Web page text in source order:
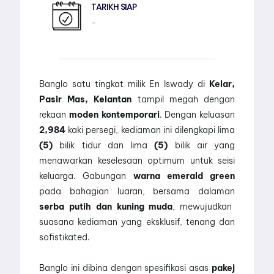
TARIKH SIAP
–
Banglo satu tingkat milik En Iswady di Kelar,
Pasir Mas, Kelantan tampil megah dengan
rekaan moden kontemporari. Dengan keluasan
2,984 kaki persegi, kediaman ini dilengkapi lima
(5) bilik tidur dan lima(5) bilik air yang
menawarkan keselesaan optimum untuk seisi
keluarga. Gabungan warna emerald green
pada bahagian luaran, bersama dalaman
serba putih dan kuning muda, mewujudkan
suasana kediaman yang eksklusif, tenang dan
sofistikated.
Banglo ini dibina dengan spesifikasi asas pakej